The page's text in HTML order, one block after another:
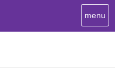
T
o
menu